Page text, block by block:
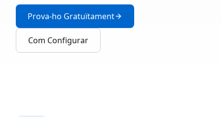
Prova-ho Gratuïtament
Com Configurar